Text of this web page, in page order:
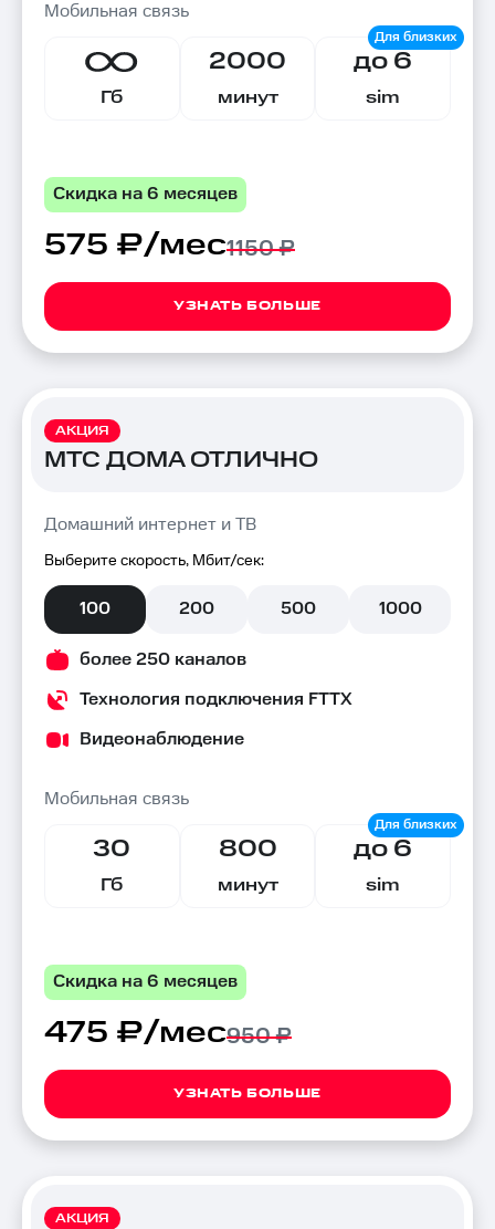
Мобильная связь
Гб
2000
минут
до 6
sim
Скидка на 6 месяцев
575 ₽/мес1150 ₽
УЗНАТЬ БОЛЬШЕ
АКЦИЯ
МТС ДОМА ОТЛИЧНО
Домашний интернет и ТВ
Выберите скорость, Мбит/сек:
100 200 500 1000
более 250 каналов
Технология подключения FTTX
Видеонаблюдение
Мобильная связь
30
Гб
800
минут
до 6
sim
Скидка на 6 месяцев
475 ₽/мес950 ₽
УЗНАТЬ БОЛЬШЕ
АКЦИЯ